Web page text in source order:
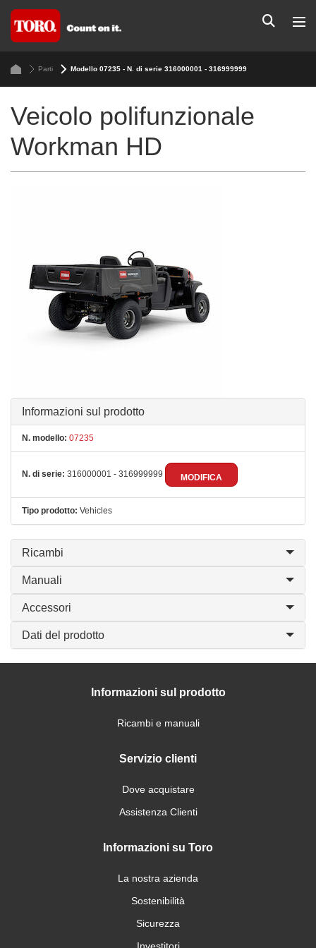
Parti Modello 07235 - N. di serie 316000001 - 316999999
Veicolo polifunzionale
Workman HD
Informazioni sul prodotto
N. modello: 07235
N. di serie: 316000001 - 316999999 MODIFICA
Tipo prodotto: Vehicles
Ricambi
Manuali
Accessori
Dati del prodotto
Informazioni sul prodotto
Ricambi e manuali
Servizio clienti
Dove acquistare
Assistenza Clienti
Informazioni su Toro
La nostra azienda
Sostenibilità
Sicurezza